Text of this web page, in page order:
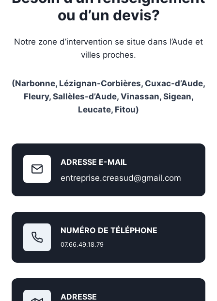
ou d’un devis?
Notre zone d’intervention se situe dans l’Aude et
villes proches.
(Narbonne, Lézignan-Corbières, Cuxac-d’Aude,
Fleury, Sallèles-d’Aude, Vinassan, Sigean,
Leucate, Fitou)
ADRESSE E-MAIL
entreprise.creasud@gmail.com
NUMÉRO DE TÉLÉPHONE
07.66.49.18.79
ADRESSE